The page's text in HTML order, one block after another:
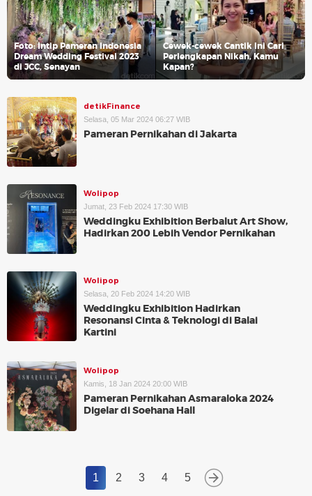
Foto: Intip Pameran Indonesia
Dream Wedding Festival 2023
di JCC, Senayan
Cewek-cewek Cantik Ini Cari
Perlengkapan Nikah, Kamu
Kapan?
detikFinance
Selasa, 05 Mar 2024 06:27 WIB
Pameran Pernikahan di Jakarta
Wolipop
Jumat, 23 Feb 2024 17:30 WIB
Weddingku Exhibition Berbalut Art Show,
Hadirkan 200 Lebih Vendor Pernikahan
Wolipop
Selasa, 20 Feb 2024 14:20 WIB
Weddingku Exhibition Hadirkan
Resonansi Cinta & Teknologi di Balai
Kartini
Wolipop
Kamis, 18 Jan 2024 20:00 WIB
Pameran Pernikahan Asmaraloka 2024
Digelar di Soehana Hall
1 2 3 4 5